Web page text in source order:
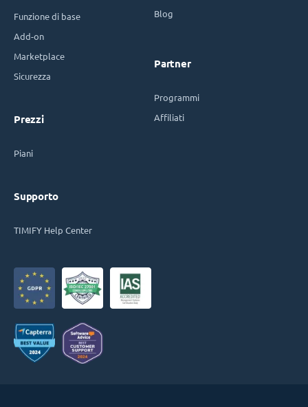
Funzione di base
Add-on
Marketplace
Sicurezza
Prezzi
Piani
Supporto
TIMIFY Help Center
Blog
Partner
Programmi
Affiliati